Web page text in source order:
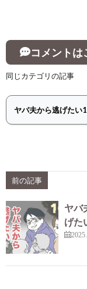
コメントは
同じカテゴリの記事
前の記事
ヤバ
げた